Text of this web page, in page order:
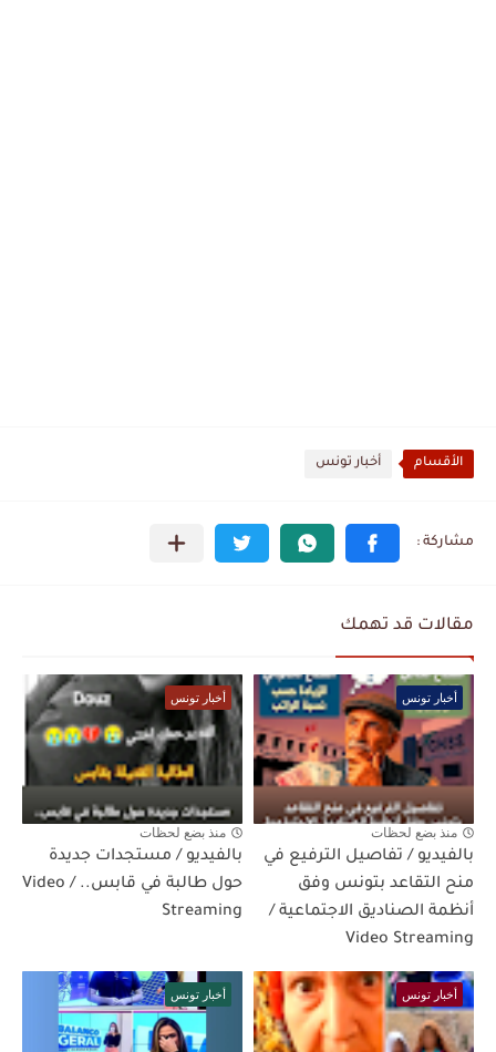
الأقسام أخبار تونس
مقالات قد تهمك
أخبار تونس
منذ بضع لحظات
بالفيديو / تفاصيل الترفيع في
منح التقاعد بتونس وفق
أنظمة الصناديق الاجتماعية /
Video Streaming
أخبار تونس
منذ بضع لحظات
بالفيديو / مستجدات جديدة
حول طالبة في قابس.. / Video
Streaming
أخبار تونس أخبار تونس